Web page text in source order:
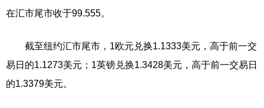
在汇市尾市收于99.555。
截至纽约汇市尾市，1欧元兑换1.1333美元，高于前一交
易日的1.1273美元；1英镑兑换1.3428美元，高于前一交易日
的1.3379美元。